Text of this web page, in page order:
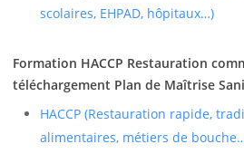
scolaires, EHPAD, hôpitaux…)
Formation HACCP Restauration
téléchargement Plan de Maîtrise
HACCP (Restauration rapide,
alimentaires, métiers de